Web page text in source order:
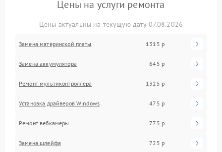
Цены на услуги ремонта
Цены актуальны на текущую дату 07.08.2026
Замена материнской платы 1315 р
Замена аккумулятора 645 р
Ремонт мультиконтроллера 1325 р
Установка драйверов Windows 475 р
Ремонт вебкамеры 775 р
Замена шлейфа 725 р